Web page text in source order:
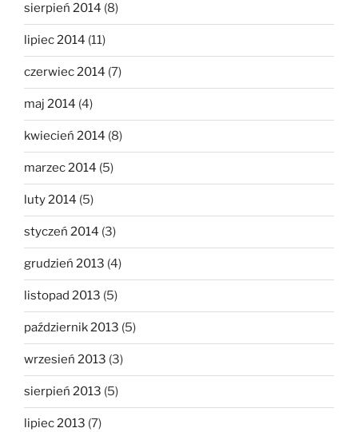
sierpień 2014 (8)
lipiec 2014 (11)
czerwiec 2014 (7)
maj 2014 (4)
kwiecień 2014 (8)
marzec 2014 (5)
luty 2014 (5)
styczeń 2014 (3)
grudzień 2013 (4)
listopad 2013 (5)
październik 2013 (5)
wrzesień 2013 (3)
sierpień 2013 (5)
lipiec 2013 (7)